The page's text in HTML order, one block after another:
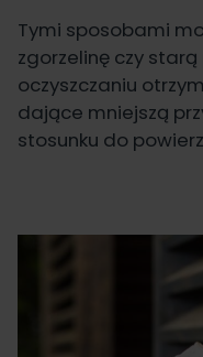
Tymi sposobami
zgorzelinę czy starą
oczyszczaniu
dające mniejszą
stosunku do